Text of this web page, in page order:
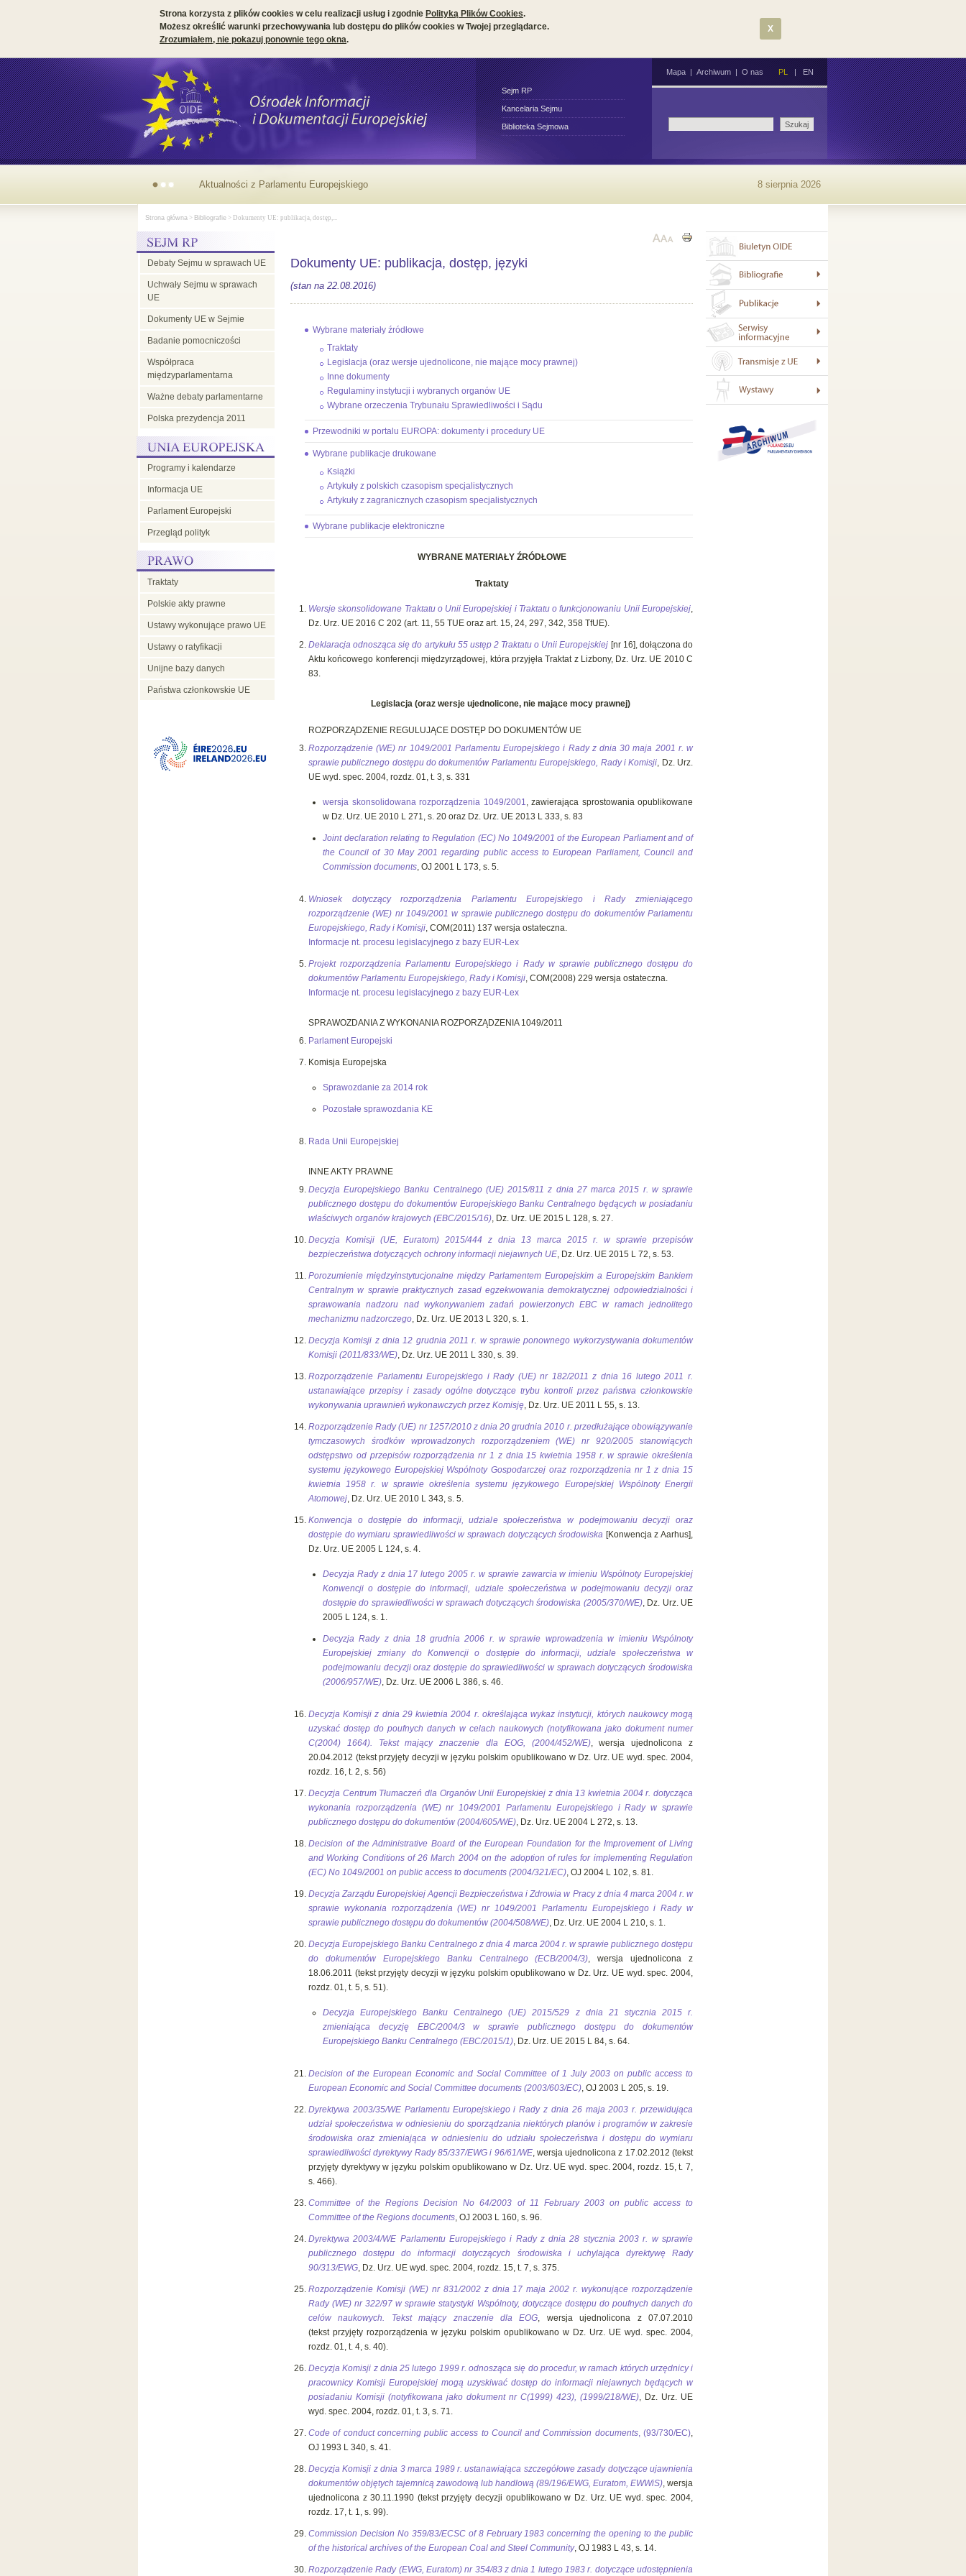
Strona korzysta z plików cookies w celu realizacji usług i zgodnie Polityką Plików Cookies.
Możesz określić warunki przechowywania lub dostępu do plików cookies w Twojej przeglądarce.
Zrozumiałem, nie pokazuj ponownie tego okna.
X
Sejm RP
Kancelaria Sejmu
Biblioteka Sejmowa
Mapa | Archiwum | O nas PL | EN
Parlamentarny
wymiar
prezydencji
w
UE
8 sierpnia 2026
Strona główna > Bibliografie > Dokumenty UE: publikacja, dostęp,...
Debaty Sejmu w sprawach UE
Uchwały Sejmu w sprawach
UE
Dokumenty UE w Sejmie
Badanie pomocniczości
Współpraca
międzyparlamentarna
Ważne debaty parlamentarne
Polska prezydencja 2011
Programy i kalendarze
Informacja UE
Parlament Europejski
Przegląd polityk
Traktaty
Polskie akty prawne
Ustawy wykonujące prawo UE
Ustawy o ratyfikacji
Unijne bazy danych
Państwa członkowskie UE
Dokumenty UE: publikacja, dostęp, języki
(stan na 22.08.2016)
Wybrane materiały źródłowe
Traktaty
Legislacja (oraz wersje ujednolicone, nie mające mocy prawnej)
Inne dokumenty
Regulaminy instytucji i wybranych organów UE
Wybrane orzeczenia Trybunału Sprawiedliwości i Sądu
Przewodniki w portalu EUROPA: dokumenty i procedury UE
Wybrane publikacje drukowane
Książki
Artykuły z polskich czasopism specjalistycznych
Artykuły z zagranicznych czasopism specjalistycznych
Wybrane publikacje elektroniczne
WYBRANE MATERIAŁY ŹRÓDŁOWE
Traktaty
Wersje skonsolidowane Traktatu o Unii Europejskiej i Traktatu o funkcjonowaniu Unii Europejskiej,
Dz. Urz. UE 2016 C 202 (art. 11, 55 TUE oraz art. 15, 24, 297, 342, 358 TfUE).
Deklaracja odnosząca się do artykułu 55 ustęp 2 Traktatu o Unii Europejskiej [nr 16], dołączona do
Aktu końcowego konferencji międzyrządowej, która przyjęła Traktat z Lizbony, Dz. Urz. UE 2010 C
83.
Legislacja (oraz wersje ujednolicone, nie mające mocy prawnej)
ROZPORZĄDZENIE REGULUJĄCE DOSTĘP DO DOKUMENTÓW UE
Rozporządzenie (WE) nr 1049/2001 Parlamentu Europejskiego i Rady z dnia 30 maja 2001 r. w
sprawie publicznego dostępu do dokumentów Parlamentu Europejskiego, Rady i Komisji, Dz. Urz.
UE wyd. spec. 2004, rozdz. 01, t. 3, s. 331
wersja skonsolidowana rozporządzenia 1049/2001, zawierająca sprostowania opublikowane
w Dz. Urz. UE 2010 L 271, s. 20 oraz Dz. Urz. UE 2013 L 333, s. 83
Joint declaration relating to Regulation (EC) No 1049/2001 of the European Parliament and of
the Council of 30 May 2001 regarding public access to European Parliament, Council and
Commission documents, OJ 2001 L 173, s. 5.
Wniosek dotyczący rozporządzenia Parlamentu Europejskiego i Rady zmieniającego
rozporządzenie (WE) nr 1049/2001 w sprawie publicznego dostępu do dokumentów Parlamentu
Europejskiego, Rady i Komisji, COM(2011) 137 wersja ostateczna.
Informacje nt. procesu legislacyjnego z bazy EUR-Lex
Projekt rozporządzenia Parlamentu Europejskiego i Rady w sprawie publicznego dostępu do
dokumentów Parlamentu Europejskiego, Rady i Komisji, COM(2008) 229 wersja ostateczna.
Informacje nt. procesu legislacyjnego z bazy EUR-Lex
SPRAWOZDANIA Z WYKONANIA ROZPORZĄDZENIA 1049/2011
Parlament Europejski
Komisja Europejska
Sprawozdanie za 2014 rok
Pozostałe sprawozdania KE
Rada Unii Europejskiej
INNE AKTY PRAWNE
Decyzja Europejskiego Banku Centralnego (UE) 2015/811 z dnia 27 marca 2015 r. w sprawie
publicznego dostępu do dokumentów Europejskiego Banku Centralnego będących w posiadaniu
właściwych organów krajowych (EBC/2015/16), Dz. Urz. UE 2015 L 128, s. 27.
Decyzja Komisji (UE, Euratom) 2015/444 z dnia 13 marca 2015 r. w sprawie przepisów
bezpieczeństwa dotyczących ochrony informacji niejawnych UE, Dz. Urz. UE 2015 L 72, s. 53.
Porozumienie międzyinstytucjonalne między Parlamentem Europejskim a Europejskim Bankiem
Centralnym w sprawie praktycznych zasad egzekwowania demokratycznej odpowiedzialności i
sprawowania nadzoru nad wykonywaniem zadań powierzonych EBC w ramach jednolitego
mechanizmu nadzorczego, Dz. Urz. UE 2013 L 320, s. 1.
Decyzja Komisji z dnia 12 grudnia 2011 r. w sprawie ponownego wykorzystywania dokumentów
Komisji (2011/833/WE), Dz. Urz. UE 2011 L 330, s. 39.
Rozporządzenie Parlamentu Europejskiego i Rady (UE) nr 182/2011 z dnia 16 lutego 2011 r.
ustanawiające przepisy i zasady ogólne dotyczące trybu kontroli przez państwa członkowskie
wykonywania uprawnień wykonawczych przez Komisję, Dz. Urz. UE 2011 L 55, s. 13.
Rozporządzenie Rady (UE) nr 1257/2010 z dnia 20 grudnia 2010 r. przedłużające obowiązywanie
tymczasowych środków wprowadzonych rozporządzeniem (WE) nr 920/2005 stanowiących
odstępstwo od przepisów rozporządzenia nr 1 z dnia 15 kwietnia 1958 r. w sprawie określenia
systemu językowego Europejskiej Wspólnoty Gospodarczej oraz rozporządzenia nr 1 z dnia 15
kwietnia 1958 r. w sprawie określenia systemu językowego Europejskiej Wspólnoty Energii
Atomowej, Dz. Urz. UE 2010 L 343, s. 5.
Konwencja o dostępie do informacji, udziale społeczeństwa w podejmowaniu decyzji oraz
dostępie do wymiaru sprawiedliwości w sprawach dotyczących środowiska [Konwencja z Aarhus],
Dz. Urz. UE 2005 L 124, s. 4.
Decyzja Rady z dnia 17 lutego 2005 r. w sprawie zawarcia w imieniu Wspólnoty Europejskiej
Konwencji o dostępie do informacji, udziale społeczeństwa w podejmowaniu decyzji oraz
dostępie do sprawiedliwości w sprawach dotyczących środowiska (2005/370/WE), Dz. Urz. UE
2005 L 124, s. 1.
Decyzja Rady z dnia 18 grudnia 2006 r. w sprawie wprowadzenia w imieniu Wspólnoty
Europejskiej zmiany do Konwencji o dostępie do informacji, udziale społeczeństwa w
podejmowaniu decyzji oraz dostępie do sprawiedliwości w sprawach dotyczących środowiska
(2006/957/WE), Dz. Urz. UE 2006 L 386, s. 46.
Decyzja Komisji z dnia 29 kwietnia 2004 r. określająca wykaz instytucji, których naukowcy mogą
uzyskać dostęp do poufnych danych w celach naukowych (notyfikowana jako dokument numer
C(2004) 1664). Tekst mający znaczenie dla EOG, (2004/452/WE), wersja ujednolicona z
20.04.2012 (tekst przyjęty decyzji w języku polskim opublikowano w Dz. Urz. UE wyd. spec. 2004,
rozdz. 16, t. 2, s. 56)
Decyzja Centrum Tłumaczeń dla Organów Unii Europejskiej z dnia 13 kwietnia 2004 r. dotycząca
wykonania rozporządzenia (WE) nr 1049/2001 Parlamentu Europejskiego i Rady w sprawie
publicznego dostępu do dokumentów (2004/605/WE), Dz. Urz. UE 2004 L 272, s. 13.
Decision of the Administrative Board of the European Foundation for the Improvement of Living
and Working Conditions of 26 March 2004 on the adoption of rules for implementing Regulation
(EC) No 1049/2001 on public access to documents (2004/321/EC), OJ 2004 L 102, s. 81.
Decyzja Zarządu Europejskiej Agencji Bezpieczeństwa i Zdrowia w Pracy z dnia 4 marca 2004 r. w
sprawie wykonania rozporządzenia (WE) nr 1049/2001 Parlamentu Europejskiego i Rady w
sprawie publicznego dostępu do dokumentów (2004/508/WE), Dz. Urz. UE 2004 L 210, s. 1.
Decyzja Europejskiego Banku Centralnego z dnia 4 marca 2004 r. w sprawie publicznego dostępu
do dokumentów Europejskiego Banku Centralnego (ECB/2004/3), wersja ujednolicona z
18.06.2011 (tekst przyjęty decyzji w języku polskim opublikowano w Dz. Urz. UE wyd. spec. 2004,
rozdz. 01, t. 5, s. 51).
Decyzja Europejskiego Banku Centralnego (UE) 2015/529 z dnia 21 stycznia 2015 r.
zmieniająca decyzję EBC/2004/3 w sprawie publicznego dostępu do dokumentów
Europejskiego Banku Centralnego (EBC/2015/1), Dz. Urz. UE 2015 L 84, s. 64.
Decision of the European Economic and Social Committee of 1 July 2003 on public access to
European Economic and Social Committee documents (2003/603/EC), OJ 2003 L 205, s. 19.
Dyrektywa 2003/35/WE Parlamentu Europejskiego i Rady z dnia 26 maja 2003 r. przewidująca
udział społeczeństwa w odniesieniu do sporządzania niektórych planów i programów w zakresie
środowiska oraz zmieniająca w odniesieniu do udziału społeczeństwa i dostępu do wymiaru
sprawiedliwości dyrektywy Rady 85/337/EWG i 96/61/WE, wersja ujednolicona z 17.02.2012 (tekst
przyjęty dyrektywy w języku polskim opublikowano w Dz. Urz. UE wyd. spec. 2004, rozdz. 15, t. 7,
s. 466).
Committee of the Regions Decision No 64/2003 of 11 February 2003 on public access to
Committee of the Regions documents, OJ 2003 L 160, s. 96.
Dyrektywa 2003/4/WE Parlamentu Europejskiego i Rady z dnia 28 stycznia 2003 r. w sprawie
publicznego dostępu do informacji dotyczących środowiska i uchylająca dyrektywę Rady
90/313/EWG, Dz. Urz. UE wyd. spec. 2004, rozdz. 15, t. 7, s. 375.
Rozporządzenie Komisji (WE) nr 831/2002 z dnia 17 maja 2002 r. wykonujące rozporządzenie
Rady (WE) nr 322/97 w sprawie statystyki Wspólnoty, dotyczące dostępu do poufnych danych do
celów naukowych. Tekst mający znaczenie dla EOG, wersja ujednolicona z 07.07.2010
(tekst przyjęty rozporządzenia w języku polskim opublikowano w Dz. Urz. UE wyd. spec. 2004,
rozdz. 01, t. 4, s. 40).
Decyzja Komisji z dnia 25 lutego 1999 r. odnosząca się do procedur, w ramach których urzędnicy i
pracownicy Komisji Europejskiej mogą uzyskiwać dostęp do informacji niejawnych będących w
posiadaniu Komisji (notyfikowana jako dokument nr C(1999) 423), (1999/218/WE), Dz. Urz. UE
wyd. spec. 2004, rozdz. 01, t. 3, s. 71.
Code of conduct concerning public access to Council and Commission documents, (93/730/EC),
OJ 1993 L 340, s. 41.
Decyzja Komisji z dnia 3 marca 1989 r. ustanawiająca szczegółowe zasady dotyczące ujawnienia
dokumentów objętych tajemnicą zawodową lub handlową (89/196/EWG, Euratom, EWWiS), wersja
ujednolicona z 30.11.1990 (tekst przyjęty decyzji opublikowano w Dz. Urz. UE wyd. spec. 2004,
rozdz. 17, t. 1, s. 99).
Commission Decision No 359/83/ECSC of 8 February 1983 concerning the opening to the public
of the historical archives of the European Coal and Steel Community, OJ 1983 L 43, s. 14.
Rozporządzenie Rady (EWG, Euratom) nr 354/83 z dnia 1 lutego 1983 r. dotyczące udostępnienia